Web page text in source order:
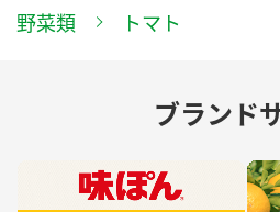
野菜類 トマト
ブランド